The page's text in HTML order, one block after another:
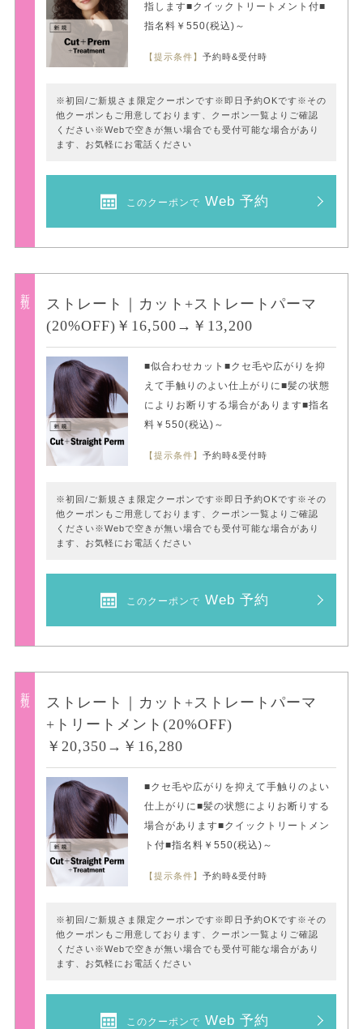
指します■クイックトリートメント付■
指名料￥550(税込)～
【提示条件】予約時&受付時
※初回/ご新規さま限定クーポンです※即日予約OKです※その
他クーポンもご用意しております、クーポン一覧よりご確認
ください※Webで空きが無い場合でも受付可能な場合があり
ます、お気軽にお電話ください
このクーポンで Web 予約
新規
ストレート｜カット+ストレートパーマ
(20%OFF)￥16,500→￥13,200
■似合わせカット■クセ毛や広がりを抑
えて手触りのよい仕上がりに■髪の状態
によりお断りする場合があります■指名
料￥550(税込)～
【提示条件】予約時&受付時
※初回/ご新規さま限定クーポンです※即日予約OKです※その
他クーポンもご用意しております、クーポン一覧よりご確認
ください※Webで空きが無い場合でも受付可能な場合があり
ます、お気軽にお電話ください
このクーポンで Web 予約
新規
ストレート｜カット+ストレートパーマ
+トリートメント(20%OFF)
￥20,350→￥16,280
■クセ毛や広がりを抑えて手触りのよい
仕上がりに■髪の状態によりお断りする
場合があります■クイックトリートメン
ト付■指名料￥550(税込)～
【提示条件】予約時&受付時
※初回/ご新規さま限定クーポンです※即日予約OKです※その
他クーポンもご用意しております、クーポン一覧よりご確認
ください※Webで空きが無い場合でも受付可能な場合があり
ます、お気軽にお電話ください
このクーポンで Web 予約